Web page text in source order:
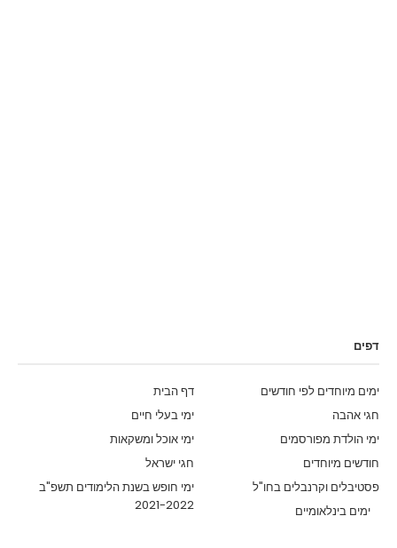
דפים
דף הבית
ימים מיוחדים לפי חודשים
ימי בעלי חיים
חגי אהבה
ימי אוכל ומשקאות
ימי הולדת מפורסמים
חגי ישראל
חודשים מיוחדים
ימי חופש בשנת הלימודים תשפ"ב
2021-2022
פסטיבלים וקרנבלים בחו"ל
ימים בינלאומיים